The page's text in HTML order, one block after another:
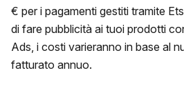
€ per i pagamenti gestiti tramite
di fare pubblicità ai tuoi prodotti
Ads, i costi varieranno in base al
fatturato annuo.